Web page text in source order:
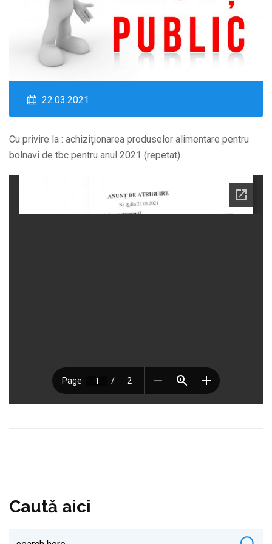
22.03.2021
Cu privire la : achiziționarea produselor alimentare pentru
bolnavi de tbc pentru anul 2021 (repetat)
Caută aici